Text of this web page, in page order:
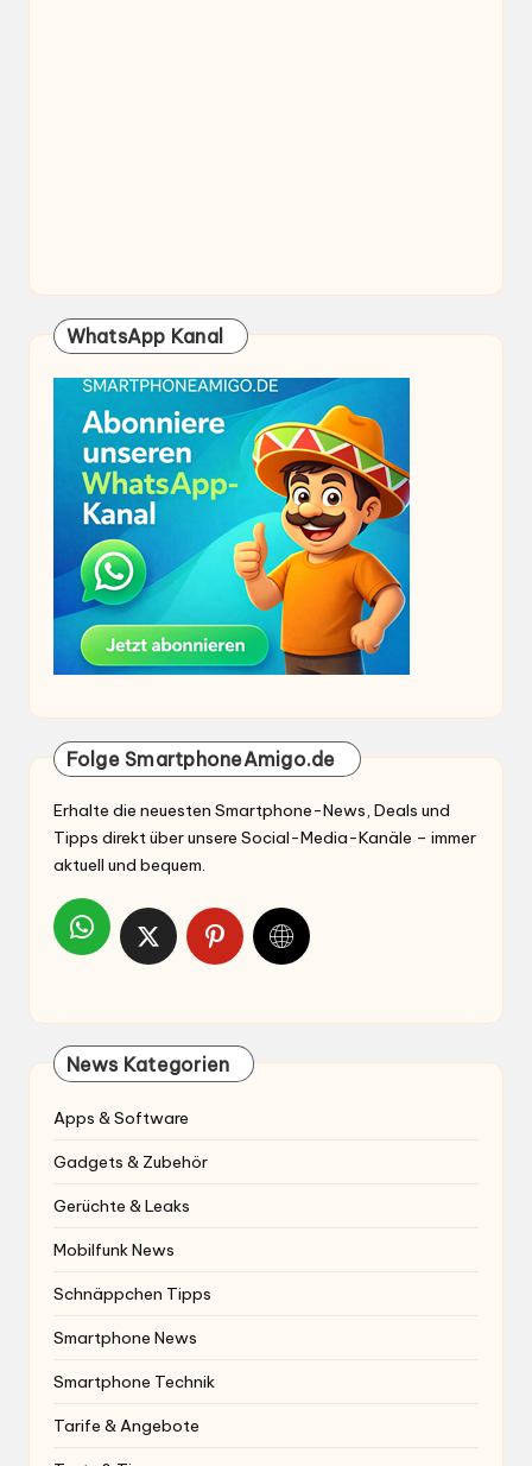
WhatsApp Kanal
Folge SmartphoneAmigo.de
Erhalte die neuesten Smartphone-News, Deals und
Tipps direkt über unsere Social-Media-Kanäle – immer
aktuell und bequem.
News Kategorien
Apps & Software
Gadgets & Zubehör
Gerüchte & Leaks
Mobilfunk News
Schnäppchen Tipps
Smartphone News
Smartphone Technik
Tarife & Angebote